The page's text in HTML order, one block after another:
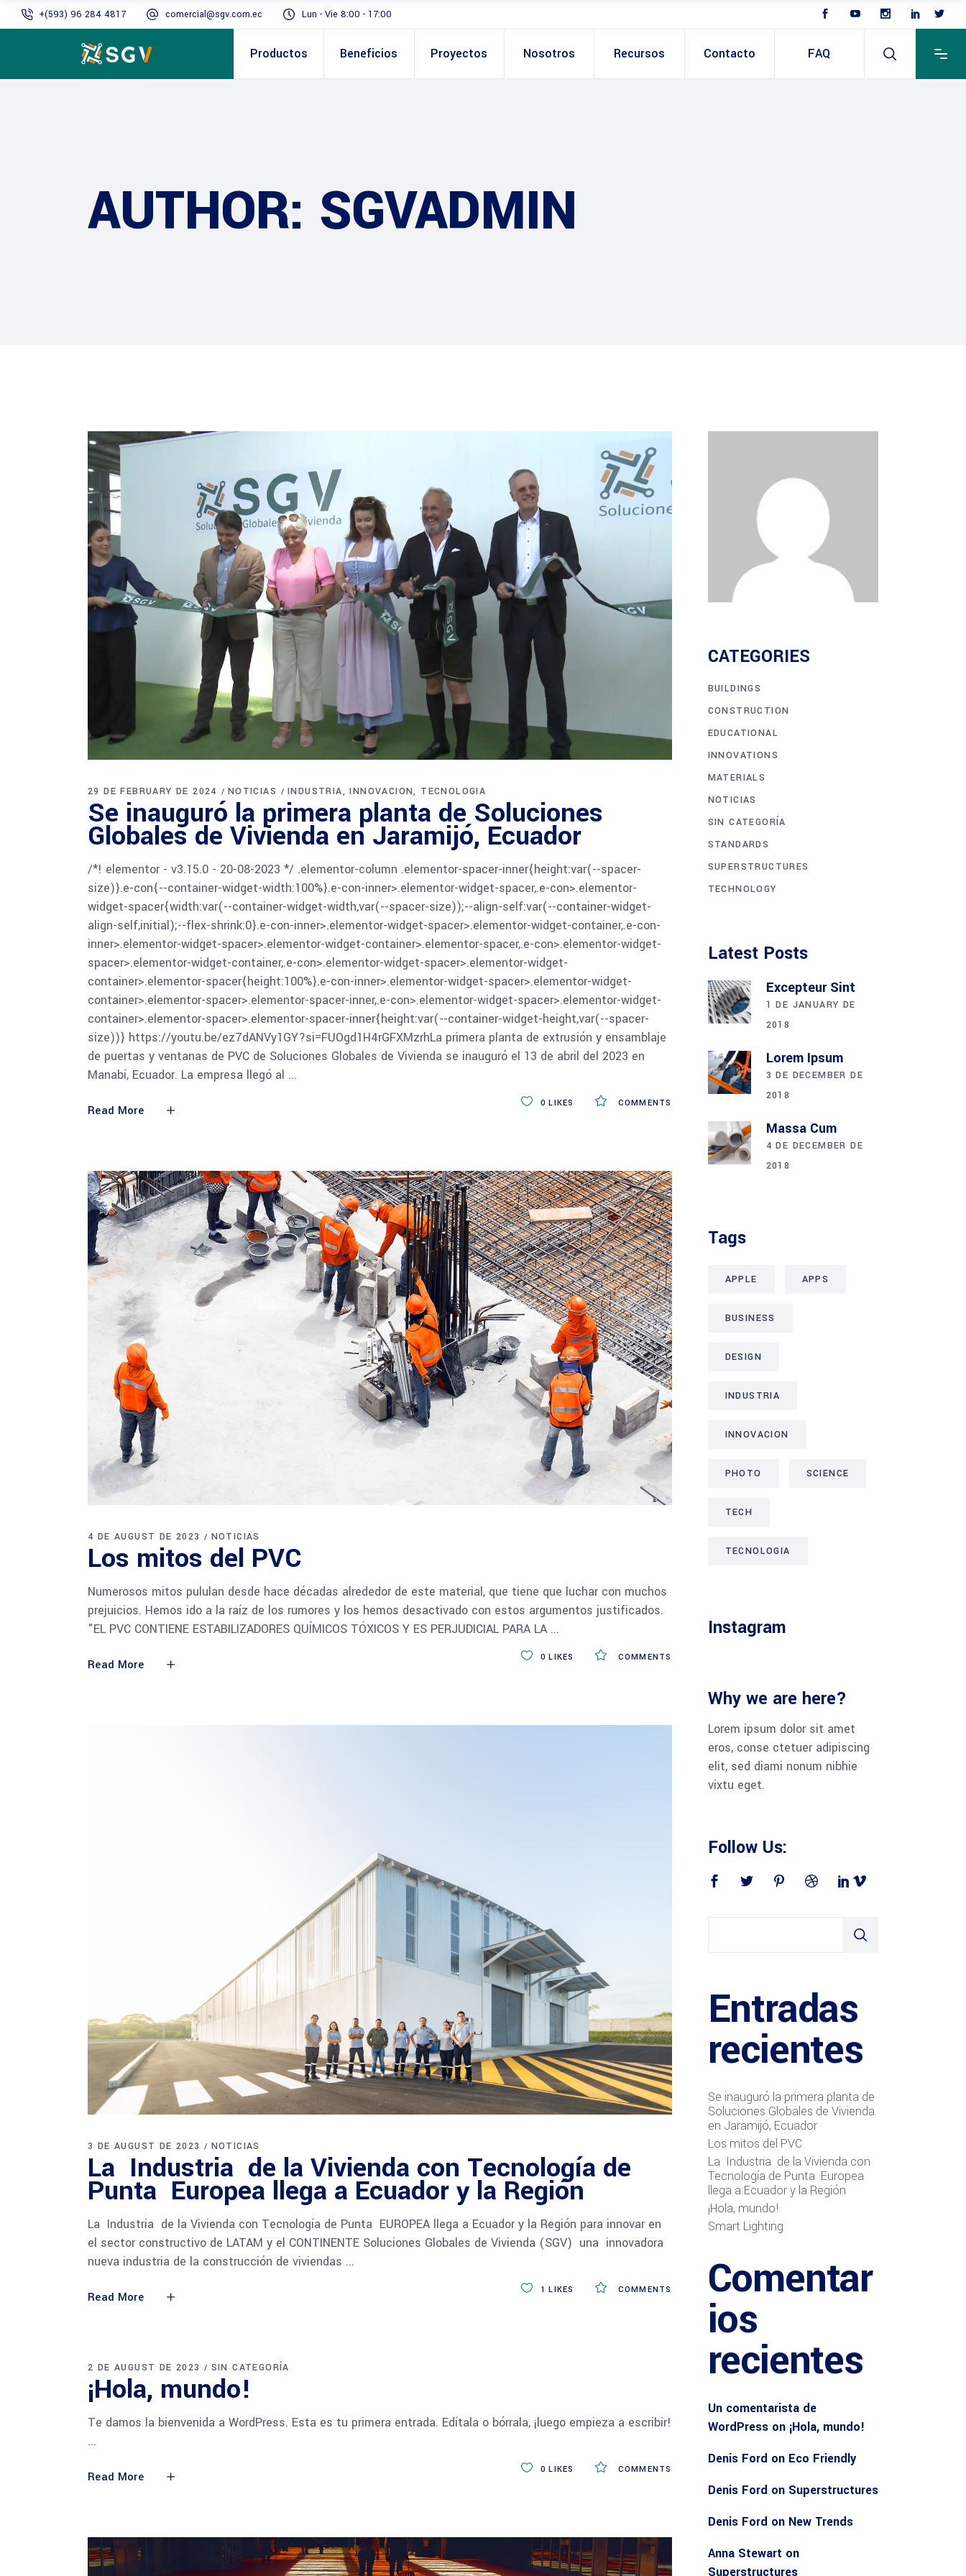
+(593) 96 284 4817 comercial@sgv.com.ec Lun - Vie 8:00 - 17:00
Productos Beneficios Proyectos Nosotros Recursos Contacto FAQ
AUTHOR: SGVADMIN
29 DE FEBRUARY DE 2024 NOTICIAS INDUSTRIA INNOVACION TECNOLOGIA
Se inauguró la primera planta de Soluciones
Globales de Vivienda en Jaramijó, Ecuador
/*! elementor - v3.15.0 - 20-08-2023 */ .elementor-column .elementor-spacer-inner{height:var(--spacer-
size)}.e-con{--container-widget-width:100%}.e-con-inner>.elementor-widget-spacer,.e-con>.elementor-
widget-spacer{width:var(--container-widget-width,var(--spacer-size));--align-self:var(--container-widget-
align-self,initial);--flex-shrink:0}.e-con-inner>.elementor-widget-spacer>.elementor-widget-container,.e-con-
inner>.elementor-widget-spacer>.elementor-widget-container>.elementor-spacer,.e-con>.elementor-widget-
spacer>.elementor-widget-container,.e-con>.elementor-widget-spacer>.elementor-widget-
container>.elementor-spacer{height:100%}.e-con-inner>.elementor-widget-spacer>.elementor-widget-
container>.elementor-spacer>.elementor-spacer-inner,.e-con>.elementor-widget-spacer>.elementor-widget-
container>.elementor-spacer>.elementor-spacer-inner{height:var(--container-widget-height,var(--spacer-
size))} https://youtu.be/ez7dANVy1GY?si=FUOgd1H4rGFXMzrhLa primera planta de extrusión y ensamblaje
de puertas y ventanas de PVC de Soluciones Globales de Vivienda se inauguró el 13 de abril del 2023 en
Manabí, Ecuador. La empresa llegó al
Read More
COMMENTS
0 LIKES
4 DE AUGUST DE 2023 NOTICIAS
Los mitos del PVC
Numerosos mitos pululan desde hace décadas alrededor de este material, que tiene que luchar con muchos
prejuicios. Hemos ido a la raíz de los rumores y los hemos desactivado con estos argumentos justificados.
"EL PVC CONTIENE ESTABILIZADORES QUÍMICOS TÓXICOS Y ES PERJUDICIAL PARA LA
Read More
COMMENTS
0 LIKES
3 DE AUGUST DE 2023 NOTICIAS
La Industria de la Vivienda con Tecnología de
Punta Europea llega a Ecuador y la Región
La Industria de la Vivienda con Tecnología de Punta EUROPEA llega a Ecuador y la Región para innovar en
el sector constructivo de LATAM y el CONTINENTE Soluciones Globales de Vivienda (SGV) una innovadora
nueva industria de la construcción de viviendas
Read More
COMMENTS
1 LIKES
2 DE AUGUST DE 2023 SIN CATEGORÍA
¡Hola, mundo!
Te damos la bienvenida a WordPress. Esta es tu primera entrada. Edítala o bórrala, ¡luego empieza a escribir!
Read More
COMMENTS
0 LIKES
CATEGORIES
BUILDINGS
CONSTRUCTION
EDUCATIONAL
INNOVATIONS
MATERIALS
NOTICIAS
SIN CATEGORÍA
STANDARDS
SUPERSTRUCTURES
TECHNOLOGY
Latest Posts
Excepteur Sint
1 DE JANUARY DE
2018
Lorem Ipsum
3 DE DECEMBER DE
2018
Massa Cum
4 DE DECEMBER DE
2018
Tags
APPLE APPS
BUSINESS
DESIGN
INDUSTRIA
INNOVACION
PHOTO SCIENCE
TECH
TECNOLOGIA
Instagram
Why we are here?
Lorem ipsum dolor sit amet
eros, conse ctetuer adipiscing
elit, sed diami nonum nibhie
vixtu eget.
Follow Us:
Entradas
recientes
Se inauguró la primera planta de
Soluciones Globales de Vivienda
en Jaramijó, Ecuador
Los mitos del PVC
La Industria de la Vivienda con
Tecnología de Punta Europea
llega a Ecuador y la Región
¡Hola, mundo!
Smart Lighting
Comentar
ios
recientes
Un comentarista de
WordPresson ¡Hola, mundo!
Denis Ford on Eco Friendly
Denis Ford on Superstructures
Denis Ford on New Trends
Anna Stewart on
Superstructures